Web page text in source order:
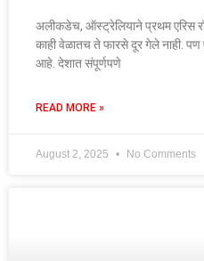
अलीकडेच, ऑस्ट्रेलियाने प्रथम एरिस
काही वेळातच ते फारसे दूर गेले नाही. पण
आहे. देशात संपूर्णपणे
READ MORE »
August 2, 2025 No Comments